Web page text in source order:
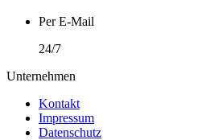
Per E-Mail
24/7
Unternehmen
Kontakt
Impressum
Datenschutz